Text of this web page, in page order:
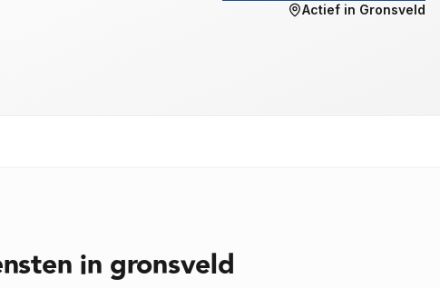
Actief in Gronsveld
in gronsveld